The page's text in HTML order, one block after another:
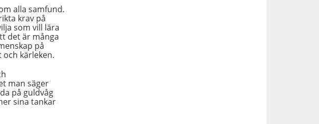
alla samfund.
krav på
som vill lära
det är många
på
kärleken.
man säger
på guldvåg
sina tankar